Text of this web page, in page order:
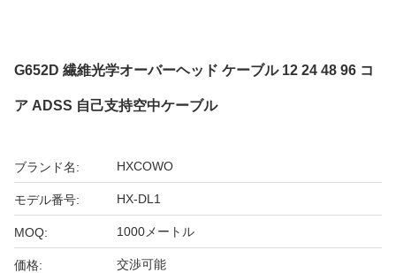
G652D 繊維光学オーバーヘッド ケーブル 12 24 48 96 コ
ア ADSS 自己支持空中ケーブル
ブランド名: HXCOWO
モデル番号: HX-DL1
MOQ: 1000メートル
価格: 交渉可能